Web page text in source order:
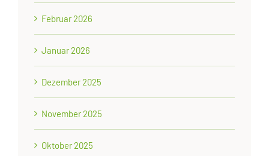
Februar 2026
Januar 2026
Dezember 2025
November 2025
Oktober 2025